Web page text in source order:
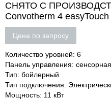
СНЯТО С
Convotherm 4
Цена по запросу
Количество уровней: 6
Панель управления: сенсорная
Тип: бойлерный
Тип подключения:
Мощность: 11 кВт